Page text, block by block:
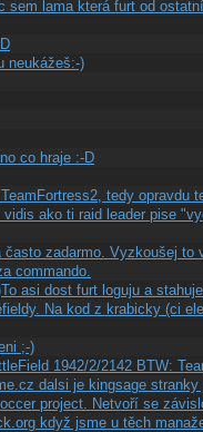
sem lama která furt od
neukážeš:-)
co hraje :-D
tedy opravdu
ako ti raid leader pise
zadarmo. Vyzkoušej to
commando.
asi dost furt loguju a
Na kod z krabicky (ci
;-)
1942/2/2142 BTW:
dalsi je kingsage stranky
project. Netvoří se
když jsme u těch